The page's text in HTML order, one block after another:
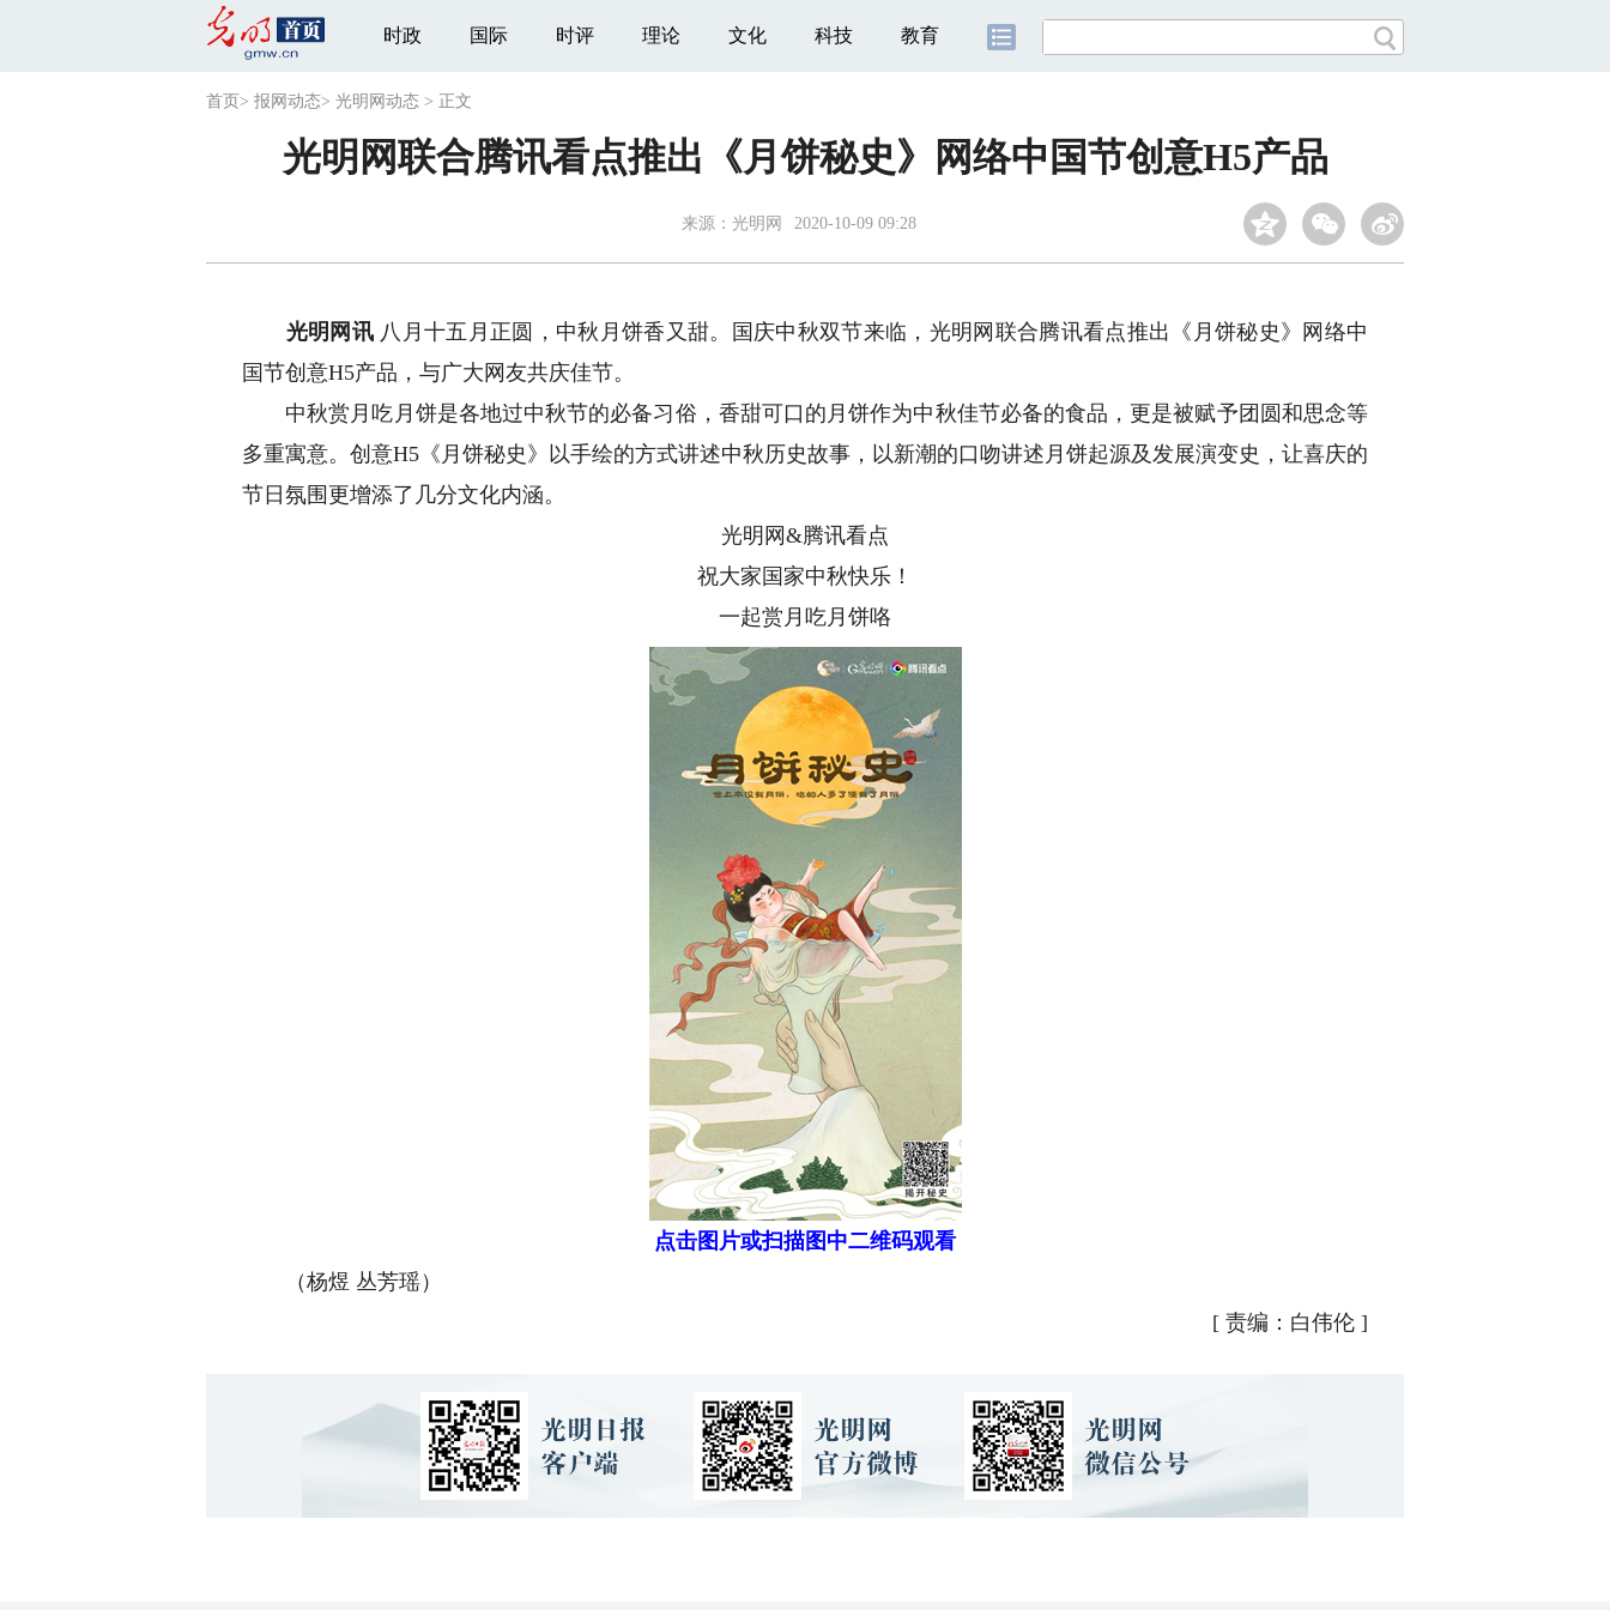
时政 国际 时评 理论 文化 科技 教育
首页 > 报网动态> 光明网动态 > 正文
光明网联合腾讯看点推出《月饼秘史》网络中国节创意H5产品
来源： 光明网 2020-10-09 09:28
光明网讯 八月十五月正圆，中秋月饼香又甜。国庆中秋双节来临，光明网联合腾讯看点推出《月饼秘史》网络中
国节创意H5产品，与广大网友共庆佳节。
中秋赏月吃月饼是各地过中秋节的必备习俗，香甜可口的月饼作为中秋佳节必备的食品，更是被赋予团圆和思念等
多重寓意。创意H5《月饼秘史》以手绘的方式讲述中秋历史故事，以新潮的口吻讲述月饼起源及发展演变史，让喜庆的
节日氛围更增添了几分文化内涵。
光明网&腾讯看点
祝大家国家中秋快乐！
一起赏月吃月饼咯
点击图片或扫描图中二维码观看
（杨煜 丛芳瑶）
[ 责编：白伟伦 ]